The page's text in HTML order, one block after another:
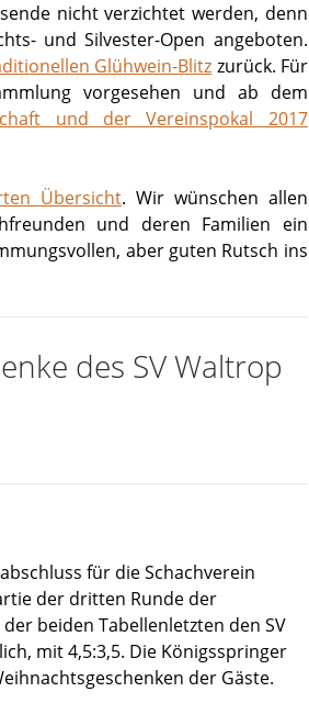
nicht verzichtet werden, denn
und Silvester-Open angeboten.
Glühwein-Blitz zurück. Für
vorgesehen und ab dem
und der Vereinspokal 2017
Übersicht. Wir wünschen allen
und deren Familien ein
aber guten Rutsch ins
des SV Waltrop
für die Schachverein
der dritten Runde der
beiden Tabellenletzten den SV
mit 4,5:3,5. Die Königsspringer
der Gäste.